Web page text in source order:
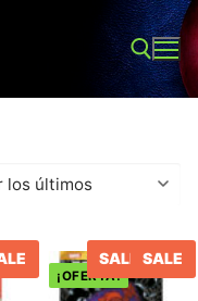
¡OFERTA!
SALE SALE